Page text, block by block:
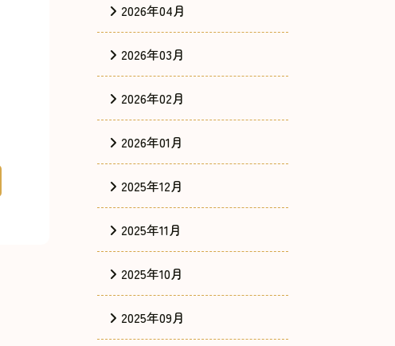
2026年04月
2026年03月
2026年02月
2026年01月
2025年12月
2025年11月
2025年10月
2025年09月